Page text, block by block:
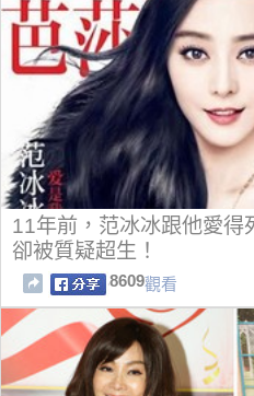
11年前，范冰冰跟他愛得
卻被質疑超生！
8609觀看